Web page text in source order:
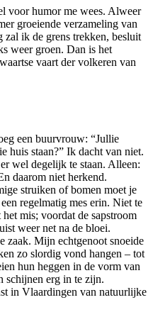
voor humor me wees. Alweer
groeiende verzameling van
zal ik de grens trekken, besluit
weer groen. Dan is het
vaart der volkeren van
een buurvrouw: “Jullie
huis staan?” Ik dacht van niet.
wel degelijk te staan. Alleen:
daarom niet herkend.
struiken of bomen moet je
regelmatig mes erin. Niet te
mis; voordat de sapstroom
weer net na de bloei.
zaak. Mijn echtgenoot snoeide
zo slordig vond hangen – tot
hun heggen in de vorm van
schijnen erg in te zijn.
in Vlaardingen van natuurlijke